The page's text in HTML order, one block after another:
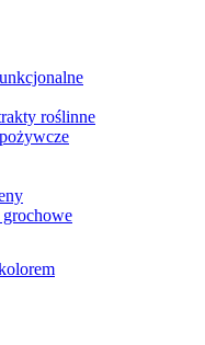
roślinne
grochowe